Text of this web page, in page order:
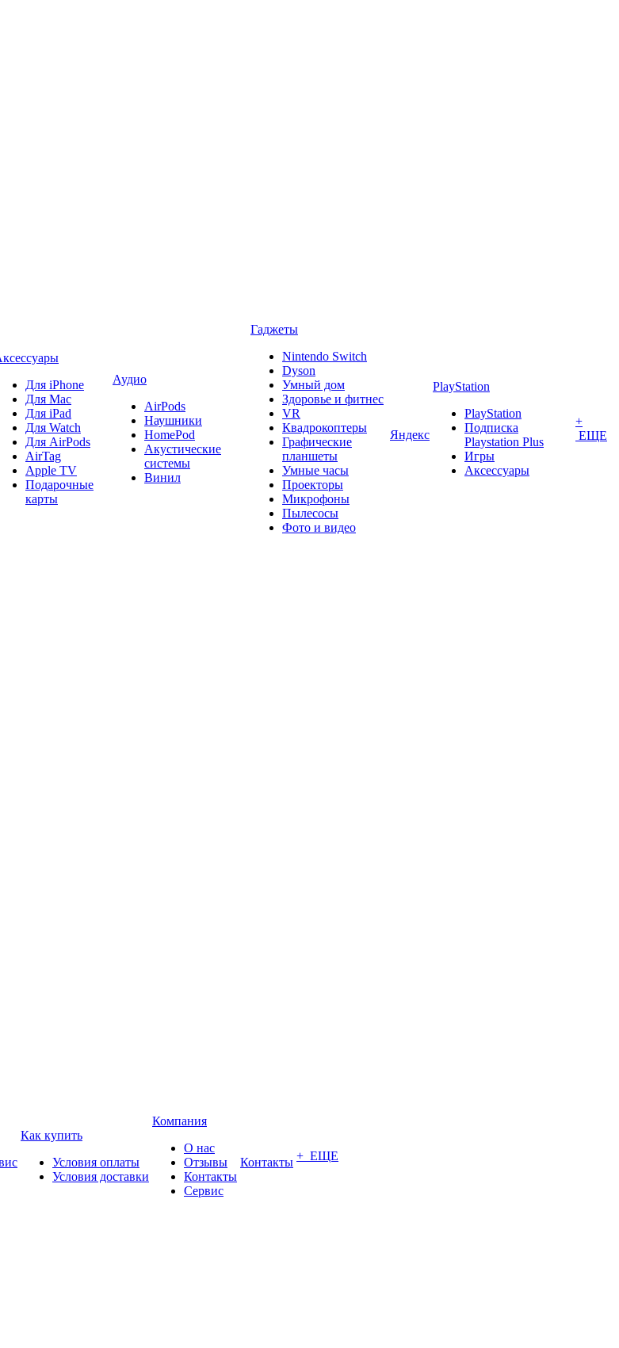
Для iPhone
Для Mac
Для iPad
Для Watch
Для AirPods
AirTag
Apple TV
Подарочные
карты
Аудио
AirPods
Наушники
HomePod
Акустические
системы
Винил
Гаджеты
Nintendo Switch
Dyson
Умный дом
Здоровье и фитнес
VR
Квадрокоптеры
Графические
планшеты
Умные часы
Проекторы
Микрофоны
Пылесосы
Фото и видео
Яндекс
PlayStation
PlayStation
Подписка
Playstation Plus
Игры
Аксессуары
+
ЕЩЕ
Как купить
Условия оплаты
Условия доставки
Компания
О нас
Отзывы
Контакты
Сервис
Контакты + ЕЩЕ